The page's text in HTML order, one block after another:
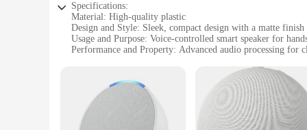
Specifications:
Material: High-quality plastic
Design and Style: Sleek, compact design with a matte finish
Usage and Purpose: Voice-controlled smart speaker for
Performance and Property: Advanced audio processing for
Typical Adaptive Scenario: Ideal for home or office use,
Features:
|Wholesale|Vendors|
**Seamless Integration with Alexa**